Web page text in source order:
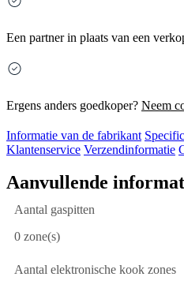
Een partner in plaats van een
Ergens anders goedkoper? Neem
Informatie van de fabrikant
Klantenservice Verzendinformatie
Aanvullende
Aantal gaspitten
0 zone(s)
Aantal elektronische kook zones